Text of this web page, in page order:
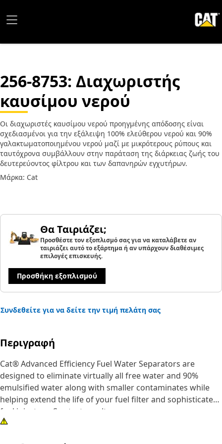
256-8753: Διαχωριστής
καυσίμου νερού
Οι διαχωριστές καυσίμου νερού προηγμένης απόδοσης είναι
σχεδιασμένοι για την εξάλειψη 100% ελεύθερου νερού και 90%
γαλακτωματοποιημένου νερού μαζί με μικρότερους ρύπους και
ταυτόχρονα συμβάλλουν στην παράταση της διάρκειας ζωής του
δευτερεύοντος φίλτρου και των δαπανηρών εγχυτήρων.
Μάρκα: Cat
Θα Ταιριάζει;
Προσθέστε τον εξοπλισμό σας για να καταλάβετε αν
ταιριάζει αυτό το εξάρτημα ή αν υπάρχουν διαθέσιμες
επιλογές επισκευής.
Προσθήκη εξοπλισμού
Συνδεθείτε για να δείτε την τιμή πελάτη σας
Περιγραφή
Cat® Advanced Efficiency Fuel Water Separators are
designed to eliminate virtually all free water and 90%
emulsified water along with smaller contaminates while
helping extend the life of your fuel filter and sophisticated
fuel injectors. See test results.